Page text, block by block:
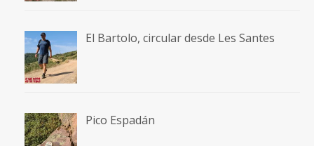
El Bartolo, circular desde Les Santes
Pico Espadán